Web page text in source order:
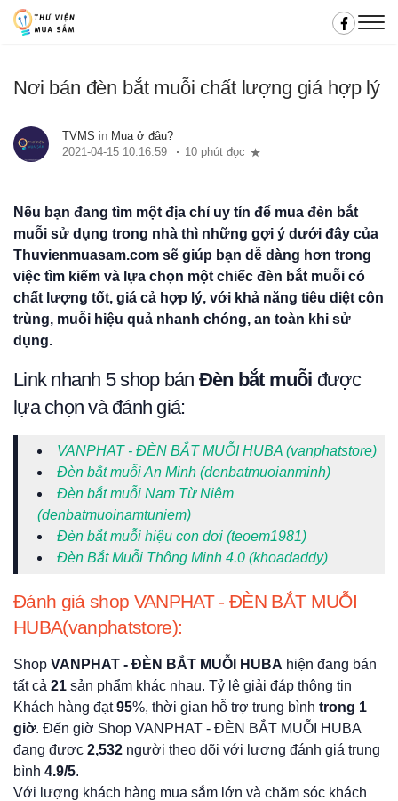
Nơi bán đèn bắt muỗi chất lượng giá hợp lý
TVMS in Mua ở đâu?
2021-04-15 10:16:59
10 phút đọc
Nếu bạn đang tìm một địa chỉ uy tín để mua đèn bắt
muỗi sử dụng trong nhà thì những gợi ý dưới đây của
Thuvienmuasam.com sẽ giúp bạn dễ dàng hơn trong
việc tìm kiếm và lựa chọn một chiếc đèn bắt muỗi có
chất lượng tốt, giá cả hợp lý, với khả năng tiêu diệt côn
trùng, muỗi hiệu quả nhanh chóng, an toàn khi sử
dụng.
Link nhanh 5 shop bán Đèn bắt muỗi được
lựa chọn và đánh giá:
VANPHAT - ĐÈN BẮT MUỖI HUBA (vanphatstore)
Đèn bắt muỗi An Minh (denbatmuoianminh)
Đèn bắt muỗi Nam Từ Niêm
(denbatmuoinamtuniem)
Đèn bắt muỗi hiệu con dơi (teoem1981)
Đèn Bắt Muỗi Thông Minh 4.0 (khoadaddy)
Đánh giá shop VANPHAT - ĐÈN BẮT MUỖI
HUBA(vanphatstore):
Shop VANPHAT - ĐÈN BẮT MUỖI HUBA hiện đang bán
tất cả 21 sản phẩm khác nhau. Tỷ lệ giải đáp thông tin
Khách hàng đạt95%, thời gian hỗ trợ trung bình trong 1
giờ. Đến giờ Shop VANPHAT - ĐÈN BẮT MUỖI HUBA
đang được 2,532 người theo dõi với lượng đánh giá trung
bình 4.9/5.
Với lượng khách hàng mua sắm lớn và chăm sóc khách